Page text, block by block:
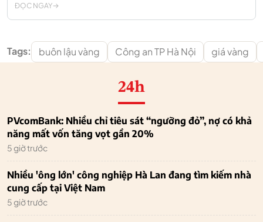
ĐỌC NGAY
Tags: buôn lậu vàng Công an TP Hà Nội giá vàng
24h
PVcomBank: Nhiều chỉ tiêu sát “ngưỡng đỏ”, nợ có khả
năng mất vốn tăng vọt gần 20%
5 giờ trước
Nhiều 'ông lớn' công nghiệp Hà Lan đang tìm kiếm nhà
cung cấp tại Việt Nam
5 giờ trước